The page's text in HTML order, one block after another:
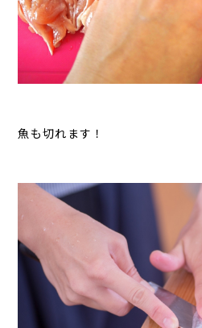
魚も切れます！